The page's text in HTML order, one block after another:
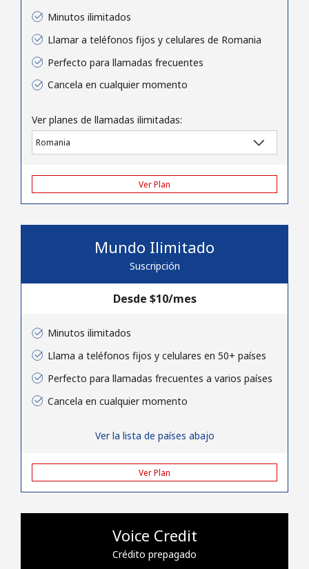
o
Minutos ilimitados
Llamar a teléfonos fijos y celulares de Romania
Perfecto para llamadas frecuentes
Cancela en cualquier momento
Ver planes de llamadas ilimitadas:
Ver Plan
Mundo Ilimitado
Suscripción
Desde ⁦$10⁩/mes
Minutos ilimitados
Llama a teléfonos fijos y celulares en 50+ países
Perfecto para llamadas frecuentes a varios países
Cancela en cualquier momento
Ver la lista de países abajo
Ver Plan
Voice Credit
Crédito prepagado